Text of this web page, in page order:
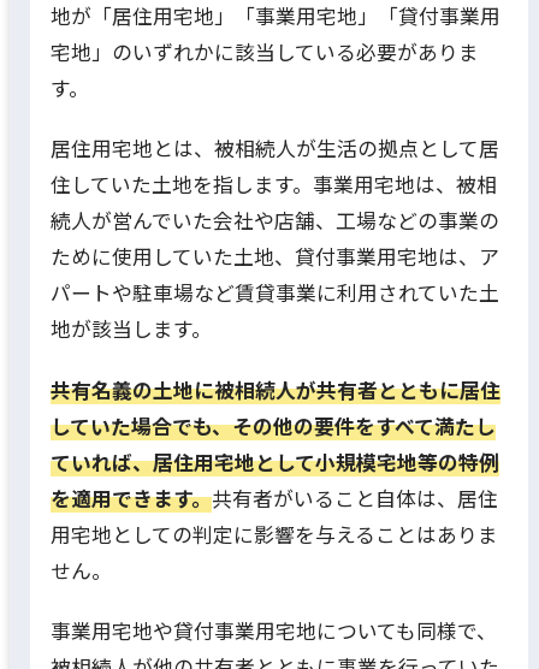
地が「居住用宅地」「事業用宅地」「貸付事業用
宅地」のいずれかに該当している必要がありま
す。
居住用宅地とは、被相続人が生活の拠点として居
住していた土地を指します。事業用宅地は、被相
続人が営んでいた会社や店舗、工場などの事業の
ために使用していた土地、貸付事業用宅地は、ア
パートや駐車場など賃貸事業に利用されていた土
地が該当します。
共有名義の土地に被相続人が共有者とともに居住
していた場合でも、その他の要件をすべて満たし
ていれば、居住用宅地として小規模宅地等の特例
を適用できます。共有者がいること自体は、居住
用宅地としての判定に影響を与えることはありま
せん。
事業用宅地や貸付事業用宅地についても同様で、